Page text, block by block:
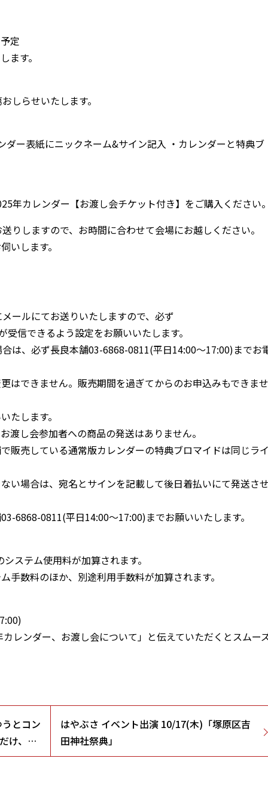
定
ます。
しらせいたします。
ダー表紙にニックネーム&サイン記入 ・カレンダーと特典ブ
年カレンダー【お渡し会チケット付き】をご購入ください
しますので、お時間に合わせて会場にお越しください。
いします。
ールにてお送りいたしますので、必ず
できるよう設定をお願いいたします。
は、必ず長良本舗03-6868-0811(平日14:00～17:00)までお
はできません。販売期間を過ぎてからのお申込みもできませ
たします。
し会参加者への商品の発送はありません。
販売している通常版カレンダーの特典ブロマイドは同じラ
い場合は、宛名とサインを記載して後日着払いにて発送さ
6868-0811(平日14:00～17:00)までお願いいたします。
ステム使用料が加算されます。
数料のほか、別途利用手数料が加算されます。
レンダー、お渡し会について」と伝えていただくとスムー
とコン
け、だ
土)開催
はやぶさ イベント出演 10/17(木)「塚原区吉
田神社祭典」